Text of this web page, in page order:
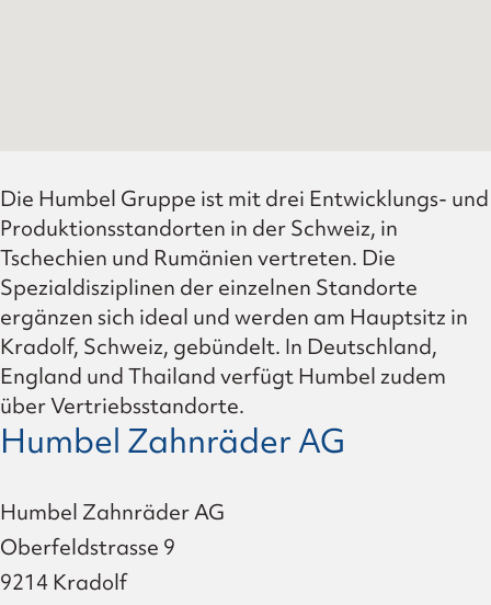
Die Humbel Gruppe ist mit drei Entwicklungs- und
Produktionsstandorten in der Schweiz, in
Tschechien und Rumänien vertreten. Die
Spezialdisziplinen der einzelnen Standorte
ergänzen sich ideal und werden am Hauptsitz in
Kradolf, Schweiz, gebündelt. In Deutschland,
England und Thailand verfügt Humbel zudem
über Vertriebsstandorte.
Humbel Zahnräder AG
Humbel Zahnräder AG
Oberfeldstrasse 9
9214 Kradolf